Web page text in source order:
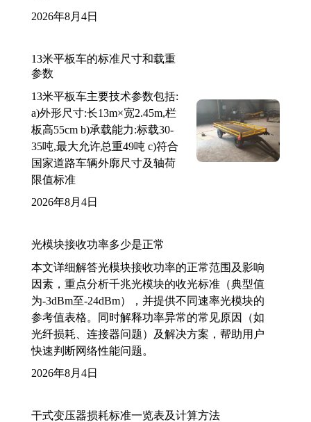
2026年8月4日
13米平板车的标准尺寸和载重
参数
13米平板车主要技术参数包括:
a)外形尺寸:长13m×宽2.45m,栏
板高55cm b)承载能力:标载30-
35吨,最大允许总重49吨 c)符合
国家道路车辆外廓尺寸及轴荷
限值标准
2026年8月4日
光模块接收功率多少是正常
本文详细解答光模块接收功率的正常范围及影响
因素，重点分析千兆光模块的收光标准（典型值
为-3dBm至-24dBm），并提供不同速率光模块的
参考值表格。同时解释功率异常的常见原因（如
光纤损耗、连接器问题）及解决方案，帮助用户
快速判断网络性能问题。
2026年8月4日
干式变压器损耗标准一览表及计算方法